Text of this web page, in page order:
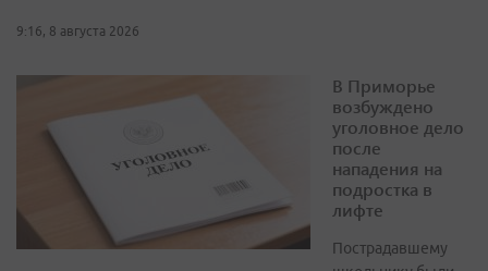
9:16, 8 августа 2026
В Приморье
возбуждено
уголовное дело
после
нападения на
подростка в
лифте
Пострадавшему